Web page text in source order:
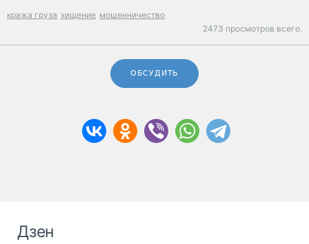
кража груза хищение мошенничество
2473 просмотров всего.
ОБСУДИТЬ
Дзен